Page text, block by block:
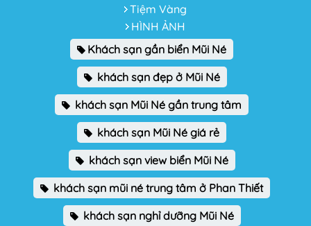
Tiệm Vàng
HÌNH ẢNH
Khách sạn gần biển Mũi Né
khách sạn đẹp ở Mũi Né
khách sạn Mũi Né gần trung tâm
khách sạn Mũi Né giá rẻ
khách sạn view biển Mũi Né
khách sạn mũi né trung tâm ở Phan Thiết
khách sạn nghỉ dưỡng Mũi Né